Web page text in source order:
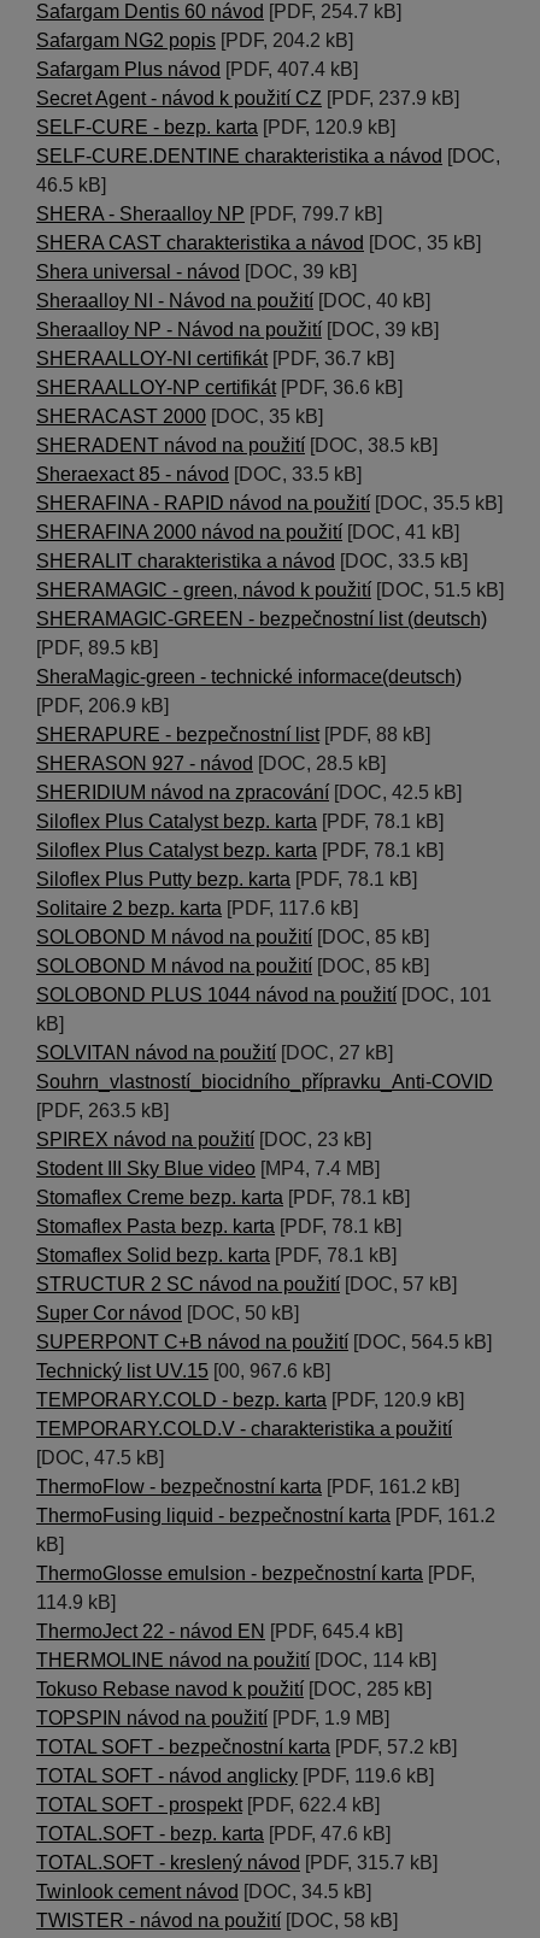
Safargam Dentis 60 návod [PDF, 254.7 kB]
Safargam NG2 popis [PDF, 204.2 kB]
Safargam Plus návod [PDF, 407.4 kB]
Secret Agent - návod k použití CZ [PDF, 237.9 kB]
SELF-CURE - bezp. karta [PDF, 120.9 kB]
SELF-CURE.DENTINE charakteristika a návod [DOC,
46.5 kB]
SHERA - Sheraalloy NP [PDF, 799.7 kB]
SHERA CAST charakteristika a návod [DOC, 35 kB]
Shera universal - návod [DOC, 39 kB]
Sheraalloy NI - Návod na použití [DOC, 40 kB]
Sheraalloy NP - Návod na použití [DOC, 39 kB]
SHERAALLOY-NI certifikát[PDF, 36.7 kB]
SHERAALLOY-NP certifikát[PDF, 36.6 kB]
SHERACAST 2000 [DOC, 35 kB]
SHERADENT návod na použití [DOC, 38.5 kB]
Sheraexact 85 - návod [DOC, 33.5 kB]
SHERAFINA - RAPID návod na použití [DOC, 35.5 kB]
SHERAFINA 2000 návod na použití [DOC, 41 kB]
SHERALIT charakteristika a návod [DOC, 33.5 kB]
SHERAMAGIC - green, návod k použití [DOC, 51.5 kB]
SHERAMAGIC-GREEN - bezpečnostní list (deutsch)
[PDF, 89.5 kB]
SheraMagic-green - technické informace(deutsch)
[PDF, 206.9 kB]
SHERAPURE - bezpečnostní list[PDF, 88 kB]
SHERASON 927 - návod [DOC, 28.5 kB]
SHERIDIUM návod na zpracování [DOC, 42.5 kB]
Siloflex Plus Catalyst bezp. karta [PDF, 78.1 kB]
Siloflex Plus Catalyst bezp. karta [PDF, 78.1 kB]
Siloflex Plus Putty bezp. karta [PDF, 78.1 kB]
Solitaire 2 bezp. karta [PDF, 117.6 kB]
SOLOBOND M návod na použití [DOC, 85 kB]
SOLOBOND M návod na použití [DOC, 85 kB]
SOLOBOND PLUS 1044 návod na použití [DOC, 101
kB]
SOLVITAN návod na použití [DOC, 27 kB]
Souhrn_vlastností_biocidního_přípravku_Anti-COVID
[PDF, 263.5 kB]
SPIREX návod na použití [DOC, 23 kB]
Stodent III Sky Blue video [MP4, 7.4 MB]
Stomaflex Creme bezp. karta [PDF, 78.1 kB]
Stomaflex Pasta bezp. karta [PDF, 78.1 kB]
Stomaflex Solid bezp. karta [PDF, 78.1 kB]
STRUCTUR 2 SC návod na použití [DOC, 57 kB]
Super Cor návod [DOC, 50 kB]
SUPERPONT C+B návod na použití [DOC, 564.5 kB]
Technický list UV.15 [00, 967.6 kB]
TEMPORARY.COLD - bezp. karta [PDF, 120.9 kB]
TEMPORARY.COLD.V - charakteristika a použití
[DOC, 47.5 kB]
ThermoFlow - bezpečnostní karta [PDF, 161.2 kB]
ThermoFusing liquid - bezpečnostní karta [PDF, 161.2
kB]
ThermoGlosse emulsion - bezpečnostní karta [PDF,
114.9 kB]
ThermoJect 22 - návod EN [PDF, 645.4 kB]
THERMOLINE návod na použití [DOC, 114 kB]
Tokuso Rebase navod k použití [DOC, 285 kB]
TOPSPIN návod na použití [PDF, 1.9 MB]
TOTAL SOFT - bezpečnostní karta [PDF, 57.2 kB]
TOTAL SOFT - návod anglicky [PDF, 119.6 kB]
TOTAL SOFT - prospekt[PDF, 622.4 kB]
TOTAL.SOFT - bezp. karta [PDF, 47.6 kB]
TOTAL.SOFT - kreslený návod [PDF, 315.7 kB]
Twinlook cement návod [DOC, 34.5 kB]
TWISTER - návod na použití [DOC, 58 kB]